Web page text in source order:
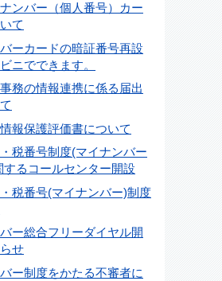
ンバー（個人番号）カー
て
ーカードの暗証番号再設
ニでできます。
務の情報連携に係る届出
報保護評価書について
税番号制度(マイナンバー
するコールセンター開設
税番号(マイナンバー)制度
ー総合フリーダイヤル開
せ
ー制度をかたる不審者に